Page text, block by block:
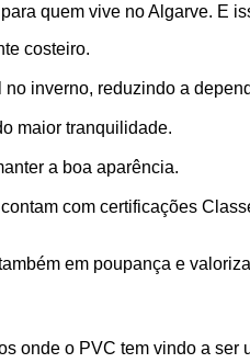
quem vive no Algarve. E
costeiro.
inverno, reduzindo a
maior tranquilidade.
a boa aparência.
com certificações
em poupança e
onde o PVC tem vindo a ser